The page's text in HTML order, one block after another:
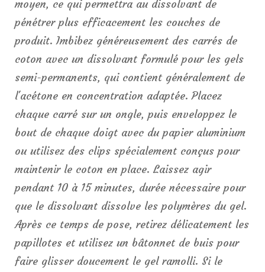
moyen, ce qui permettra au dissolvant de
pénétrer plus efficacement les couches de
produit. Imbibez généreusement des carrés de
coton avec un dissolvant formulé pour les gels
semi-permanents, qui contient généralement de
l'acétone en concentration adaptée. Placez
chaque carré sur un ongle, puis enveloppez le
bout de chaque doigt avec du papier aluminium
ou utilisez des clips spécialement conçus pour
maintenir le coton en place. Laissez agir
pendant 10 à 15 minutes, durée nécessaire pour
que le dissolvant dissolve les polymères du gel.
Après ce temps de pose, retirez délicatement les
papillotes et utilisez un bâtonnet de buis pour
faire glisser doucement le gel ramolli. Si le